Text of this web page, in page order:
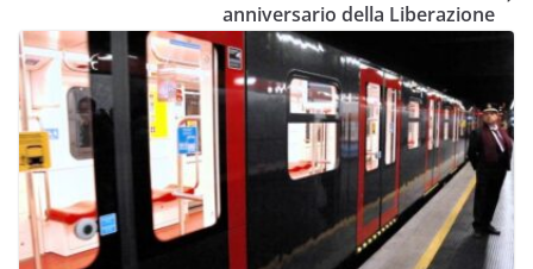
anniversario della Liberazione